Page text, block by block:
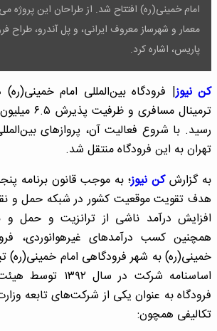
امام خمینی(ره) افتتاح شد. از طراحان این پروژه
معمار و شهرساز معروف ایرانی، و پل آندرو، طراح
پاریس، اشاره کرد.
کن نیوز
ترمینال
رسید. با شروع فعالیت آن، پروازهای
تهران به این فرودگاه منتقل شد.
به گزارشکن نیوز؛ به موجب قانون برنامه
هدف تقویت موقعیت کشور در شبکه حمل‌ و
افزایش درآمد ناشی از ترانزیت و حمل و
همچنین کسب درآمدهای غیرهوانوردی،
خمینی(ره) به شهر فرودگاهی امام
اساسنامه شرکت در
فرودگاه به عنوان یکی از شرکت‌های تابعه
تکالیفی همچون: